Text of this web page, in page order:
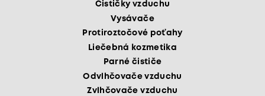
Čističky vzduchu
Vysávače
Protiroztočové poťahy
Liečebná kozmetika
Parné čističe
Odvlhčovače vzduchu
Zvlhčovače vzduchu